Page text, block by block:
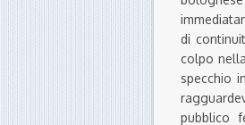
di
colpo
specchio
pubblico